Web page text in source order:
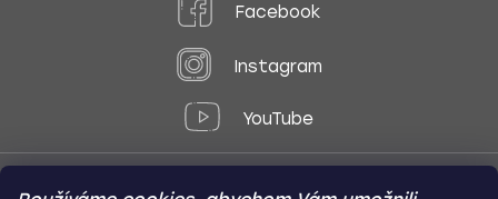
Facebook
Instagram
YouTube